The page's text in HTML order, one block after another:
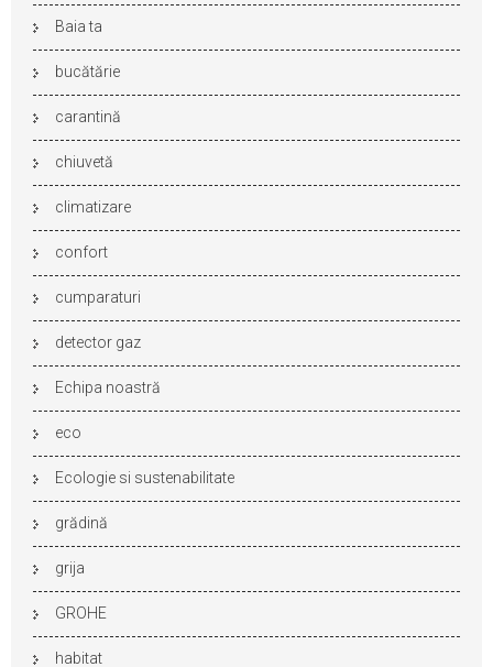
Baia ta
bucătărie
carantină
chiuvetă
climatizare
confort
cumparaturi
detector gaz
Echipa noastră
eco
Ecologie si sustenabilitate
grădină
grija
GROHE
habitat